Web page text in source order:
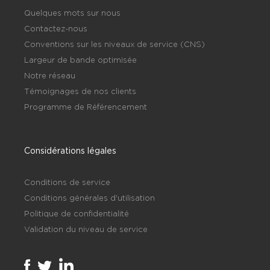
Quelques mots sur nous
Contactez-nous
Conventions sur les niveaux de service (CNS)
Largeur de bande optimisée
Notre réseau
Témoignages de nos clients
Programme de Référencement
Considérations légales
Conditions de service
Conditions générales d'utilisation
Politique de confidentialité
Validation du niveau de service